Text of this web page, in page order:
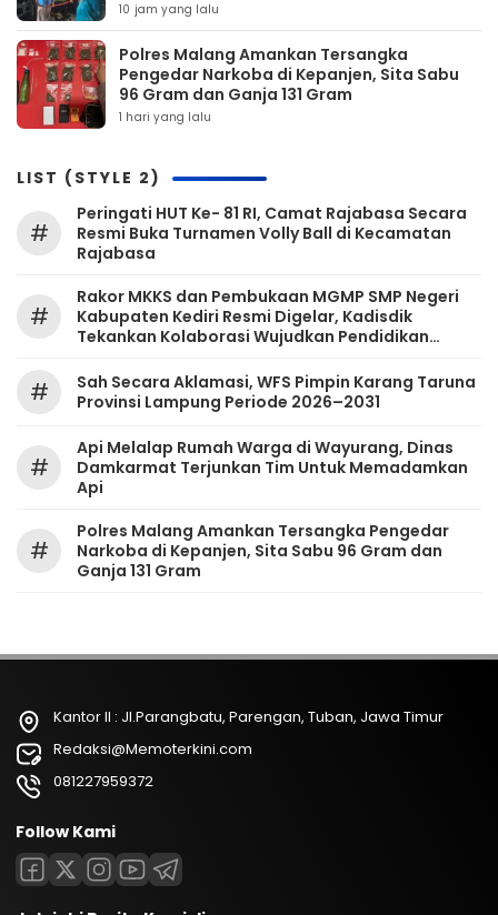
10 jam yang lalu
Polres Malang Amankan Tersangka
Pengedar Narkoba di Kepanjen, Sita Sabu
96 Gram dan Ganja 131 Gram
1 hari yang lalu
LIST (STYLE 2)
#
Peringati HUT Ke- 81 RI, Camat Rajabasa Secara
Resmi Buka Turnamen Volly Ball di Kecamatan
Rajabasa
#
Rakor MKKS dan Pembukaan MGMP SMP Negeri
Kabupaten Kediri Resmi Digelar, Kadisdik
Tekankan Kolaborasi Wujudkan Pendidikan
#
Sah Secara Aklamasi, WFS Pimpin Karang Taruna
Provinsi Lampung Periode 2026–2031
#
Api Melalap Rumah Warga di Wayurang, Dinas
Damkarmat Terjunkan Tim Untuk Memadamkan
Api
#
Polres Malang Amankan Tersangka Pengedar
Narkoba di Kepanjen, Sita Sabu 96 Gram dan
Ganja 131 Gram
Kantor II : Jl.Parangbatu, Parengan, Tuban, Jawa Timur
Redaksi@Memoterkini.com
081227959372
Follow Kami